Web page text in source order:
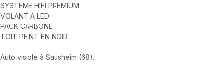
SYSTEME HIFI PREMIUM
VOLANT A LED
PACK CARBONE
TOIT PEINT EN NOIR
Auto visible à Sausheim (68).